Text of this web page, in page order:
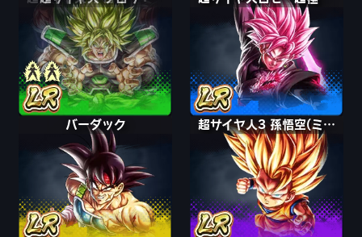
バーダック 超サイヤ人3 孫悟空(ミニ)